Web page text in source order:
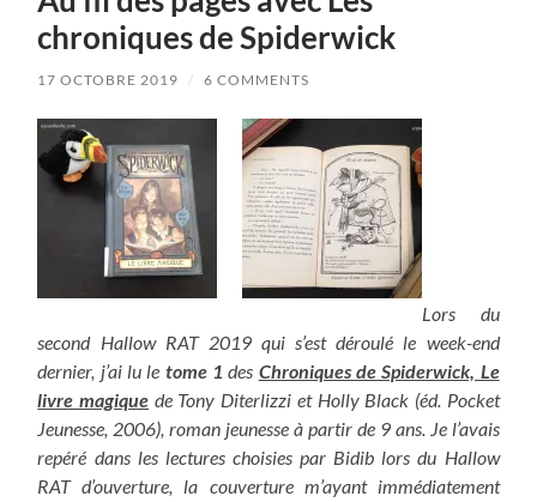
chroniques de Spiderwick
17 OCTOBRE 2019 / 6 COMMENTS
Lors du
second Hallow RAT 2019 qui s’est déroulé le week-end
dernier, j’ai lu le tome 1 des Chroniques de Spiderwick, Le
livre magique de Tony Diterlizzi et Holly Black (éd. Pocket
Jeunesse, 2006), roman jeunesse à partir de 9 ans. Je l’avais
repéré dans les lectures choisies par Bidib lors du Hallow
RAT d’ouverture, la couverture m’ayant immédiatement